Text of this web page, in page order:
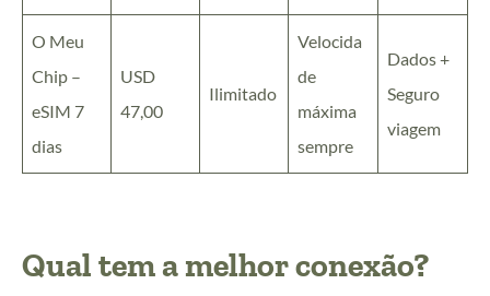
O Meu
Chip –
eSIM 7
dias
USD
47,00
Ilimitado
Velocida
de
máxima
sempre
Dados +
Seguro
viagem
Qual tem a melhor conexão?